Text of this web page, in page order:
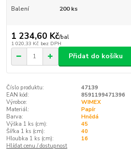
Balení
200 ks
1 234,60 Kč/bal
1 020,33 Kč bez DPH
Přidat do košíku
Číslo produktu:
47139
EAN kód:
8591199471396
Výrobce:
WIMEX
Materiál:
Papír
Barva:
Hnědá
Výška 1 ks (cm):
45
Šířka 1 ks (cm):
40
Hloubka 1 ks (cm):
16
Hlídat cenu / dostupnost